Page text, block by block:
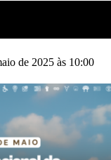
de 2025 às 10:00